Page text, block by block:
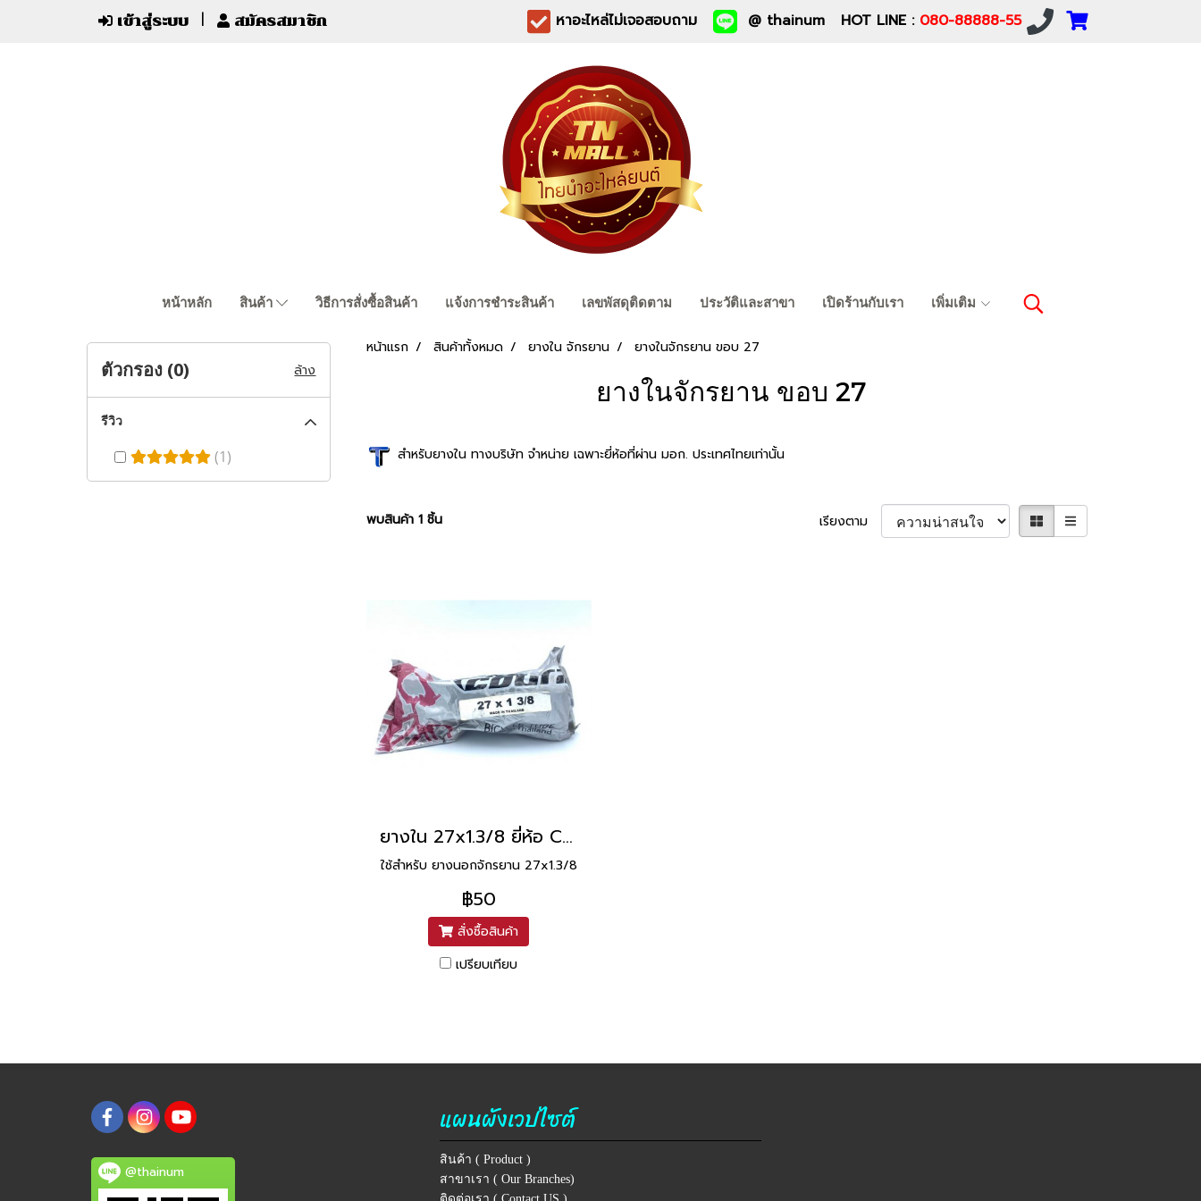
เข้าสู่ระบบ สมัครสมาชิก หาอะไหล่ไม่เจอสอบถาม @ thainum HOT LINE : 080-88888-55
หน้าหลัก สินค้า วิธีการสั่งซื้อสินค้า แจ้งการชำระสินค้า เลขพัสดุติดตาม ประวัติและสาขา เปิดร้านกับเรา เพิ่มเติม
หน้าแรก สินค้าทั้งหมด ยางใน จักรยาน ยางในจักรยาน ขอบ 27
ยางในจักรยาน ขอบ 27
สำหรับยางใน ทางบริษัท จำหน่าย เฉพาะยี่ห้อที่ผ่าน มอก. ประเทศไทยเท่านั้น
พบสินค้า 1 ชิ้น เรียงตาม
ยางใน 27x1.3/8 ยี่ห้อ Cobra
ใช้สำหรับ ยางนอกจักรยาน 27x1.3/8
฿50
สั่งซื้อสินค้า
เปรียบเทียบ
ตัวกรอง (0) ล้าง
รีวิว
(1)
@thainum
แผนผังเวปไซต์
สินค้า ( Product )
สาขาเรา ( Our Branches)